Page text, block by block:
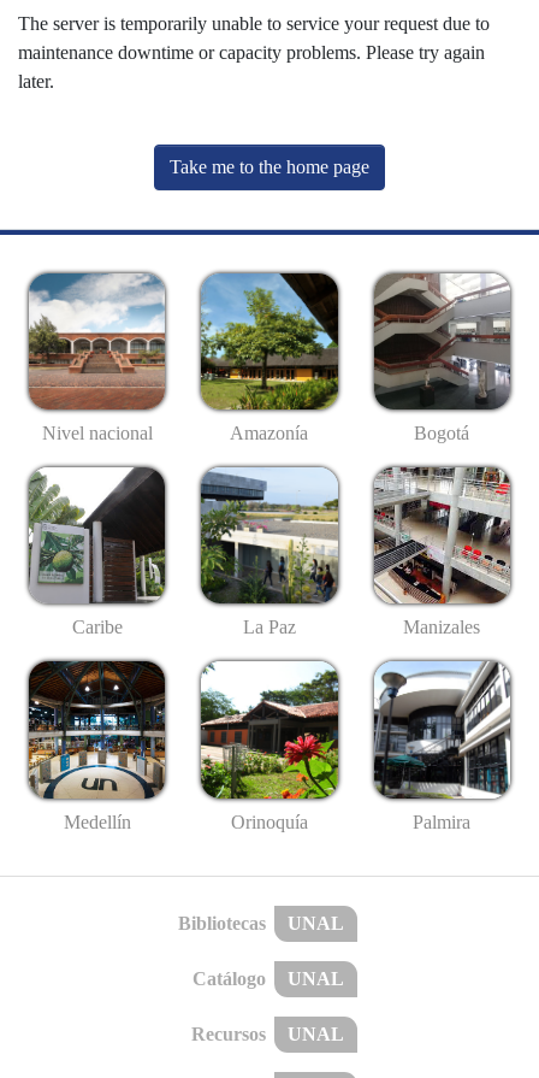
The server is temporarily unable to service your request due to
maintenance downtime or capacity problems. Please try again
later.
Take me to the home page
Nivel nacional Amazonía Bogotá
Caribe La Paz Manizales
Medellín Orinoquía Palmira
Bibliotecas UNAL
Catálogo UNAL
Recursos UNAL